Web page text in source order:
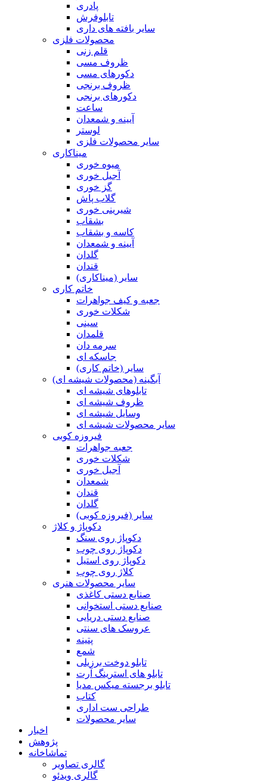
پادری
تابلوفرش
سایر بافته های داری
محصولات فلزی
قلم زنی
ظروف مسی
دکورهای مسی
ظروف برنجی
دکورهای برنجی
ساعت
آیینه و شمعدان
لوستر
سایر محصولات فلزی
میناکاری
میوه خوری
آجیل خوری
گز خوری
گلاب پاش
شیرینی خوری
بشقاب
کاسه و بشقاب
آیینه و شمعدان
گلدان
قندان
سایر (میناکاری)
خاتم کاری
جعبه و کیف جواهرات
شکلات خوری
سینی
قلمدان
سرمه دان
جاسکه ای
سایر (خاتم کاری)
آبگینه (محصولات شیشه ای)
تابلوهای شیشه ای
ظروف شیشه ای
وسایل شیشه ای
سایر محصولات شیشه ای
فیروزه کوبی
جعبه جواهرات
شکلات خوری
آجیل خوری
شمعدان
قندان
گلدان
سایر (فیروزه کوبی)
دکوپاژ و کلاژ
دکوپاژ روی سنگ
دکوپاژ روی چوب
دکوپاژ روی استیل
کلاژ روی چوب
سایر محصولات هنری
صنایع دستی کاغذی
صنایع دستی استخوانی
صنایع دستی دریایی
عروسک های سنتی
پتینه
شمع
تابلو دوخت برزیلی
تابلو های استرینگ آرت
تابلو برجسته میکس مدیا
کتاب
طراحی ست اداری
سایر محصولات
اخبار
پژوهش
تماشاخانه
گالری تصاویر
گالری ویدئو